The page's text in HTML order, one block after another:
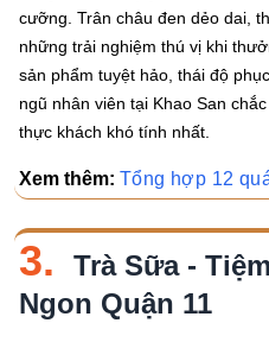
cưỡng. Trân châu đen dẻo dai,
những trải nghiệm thú vị khi
sản phẩm tuyệt hảo, thái độ
ngũ nhân viên tại Khao San
thực khách khó tính nhất.
Xem thêm: Tổng hợp 12
3.
Trà Sữa -
Ngon Quận 11